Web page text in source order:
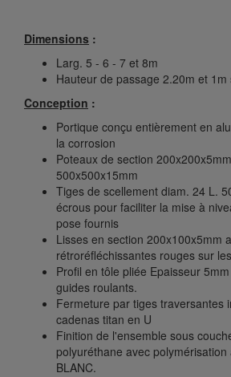
Dimensions :
Larg. 5 - 6 - 7 et 8m
Hauteur de passage 2.20m et 1m
Conception :
Portique conçu entièrement en
la corrosion
Poteaux de section
500x500x15mm
Tiges de scellement diam. 24 L.
écrous pour faciliter la mise à
pose fournis
Lisses en section 200x100x5mm
rétroréfléchissantes rouges sur
Profil en tôle pliée Epaisseur
guides roulants.
Fermeture par tiges traversantes
cadenas titan en U
Finition de l'ensemble sous
polyuréthane avec
BLANC.